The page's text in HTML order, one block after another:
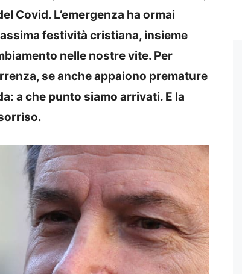
Covid. L’emergenza ha ormai
festività cristiana, insieme
nelle nostre vite. Per
se anche appaiono premature
a che punto siamo arrivati. E la